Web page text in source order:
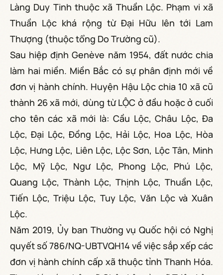
Làng Duy Tinh thuộc xã Thuần Lộc. Phạm vi xã
Thuần Lộc khá rộng từ Đại Hữu lên tới Lam
Thượng (thuộc tổng Do Trường cũ).
Sau hiệp định Genève năm 1954, đất nước chia
làm hai miền. Miền Bắc có sự phân định mới về
đơn vị hành chính. Huyện Hậu Lộc chia 10 xã cũ
thành 26 xã mới, dùng từ LỘC ở đầu hoặc ở cuối
cho tên các xã mới là: Cầu Lộc, Châu Lộc, Đa
Lộc, Đại Lộc, Đồng Lộc, Hải Lộc, Hoa Lộc, Hòa
Lộc, Hưng Lộc, Liên Lộc, Lộc Sơn, Lộc Tân, Minh
Lộc, Mỹ Lộc, Ngư Lộc, Phong Lộc, Phú Lộc,
Quang Lộc, Thành Lộc, Thịnh Lộc, Thuần Lộc,
Tiến Lộc, Triệu Lộc, Tuy Lộc, Văn Lộc và Xuân
Lộc.
Năm 2019, Ủy ban Thường vụ Quốc hội có Nghị
quyết số 786/NQ-UBTVQH14 về việc sắp xếp các
đơn vị hành chính cấp xã thuộc tỉnh Thanh Hóa.